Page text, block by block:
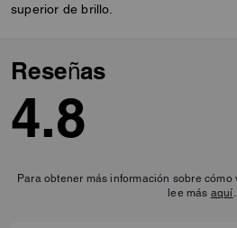
superior de brillo.
Reseñas
4.8
Para obtener más información sobre cómo
lee más aquí